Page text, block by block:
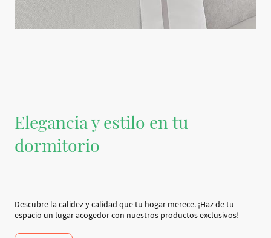
Elegancia y estilo en tu
dormitorio
Descubre la calidez y calidad que tu hogar merece. ¡Haz de tu
espacio un lugar acogedor con nuestros productos exclusivos!